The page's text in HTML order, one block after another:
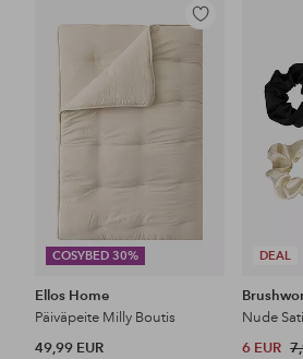
COSYBED 30%
Lisää
Ellos Home
Päiväpeite Milly Boutis
49,99 EUR
DEAL
Nude
6 EUR